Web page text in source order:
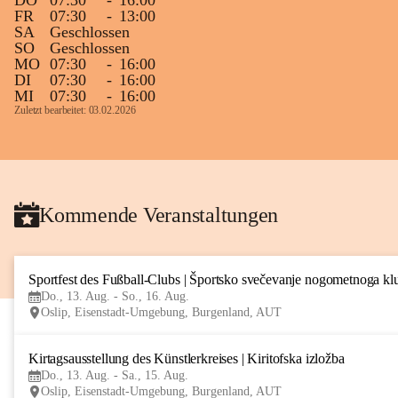
FR
07:30 - 13:00
SA
Geschlossen
SO
Geschlossen
MO 07:30 - 16:00
DI
07:30 - 16:00
MI
07:30 - 16:00
Zuletzt bearbeitet: 03.02.2026
Kommende Veranstaltungen
Sportfest des Fußball-Clubs | Športsko svečevanje nogometnoga
Do., 13. Aug. - So., 16. Aug.
Oslip, Eisenstadt-Umgebung, Burgenland, AUT
Kirtagsausstellung des Künstlerkreises | Kiritofska izložba
Do., 13. Aug. - Sa., 15. Aug.
Oslip, Eisenstadt-Umgebung, Burgenland, AUT